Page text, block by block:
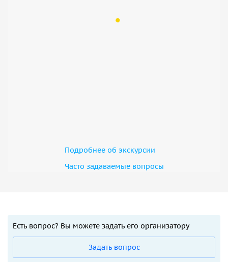
Подробнее об экскурсии
Часто задаваемые вопросы
Есть вопрос? Вы можете задать его организатору
Задать вопрос